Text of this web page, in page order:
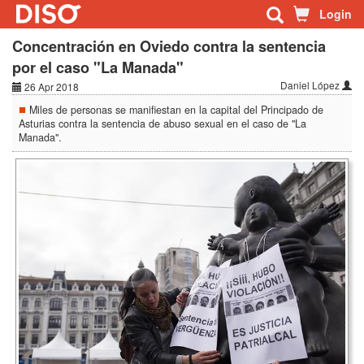
Login
Concentración en Oviedo contra la sentencia
por el caso "La Manada"
26 Apr 2018 Daniel López
Miles de personas se manifiestan en la capital del Principado de
Asturias contra la sentencia de abuso sexual en el caso de "La
Manada".